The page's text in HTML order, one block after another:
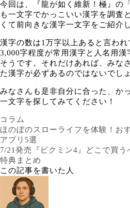
今回は、『龍が如く維新！極』の
も一文字でかっこいい漢字を調査
くて前向きな漢字一文字をご紹介
漢字の数は1万字以上あると言わ
3,000字程度が常用漢字と人名用漢
そうです。それだけあれば、みな
た漢字が必ずあるのではないでし
みなさんも是非自分に合った、か
一文字を探してみてください！
コラム
ほのぼのスローライフを体験！お
アプリ5選
7/21発売『ピクミン4』どこで買う
特典まとめ
この記事を書いた人